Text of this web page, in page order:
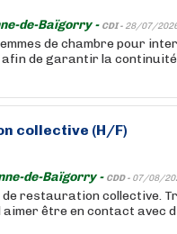
de-Baïgorry - CDI - 28/07/
de chambre pour
de garantir la
collective (H/F)
de-Baïgorry - CDD - 07/08/
de restauration collective.
être en contact avec